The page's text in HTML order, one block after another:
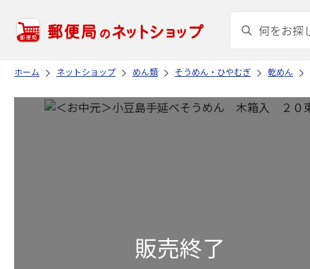
ホーム ネットショップ めん類 そうめん・ひやむぎ 乾めん